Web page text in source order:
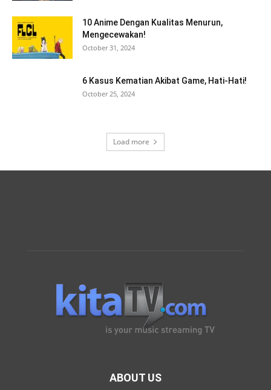
10 Anime Dengan Kualitas Menurun,
Mengecewakan!
October 31, 2024
6 Kasus Kematian Akibat Game, Hati-Hati!
October 25, 2024
Load more
ABOUT US